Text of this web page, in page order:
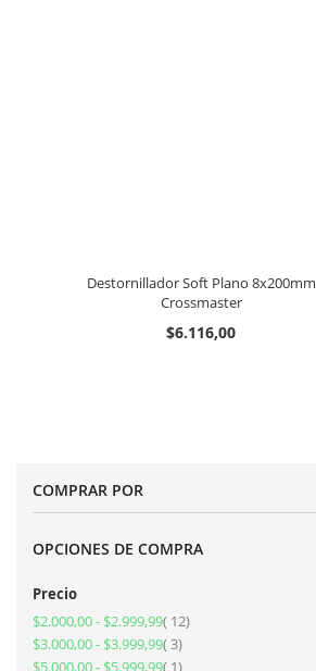
Destornillador Soft Plano 8x200mm
Crossmaster
$6.116,00
COMPRAR POR
OPCIONES DE COMPRA
Precio
$2.000,00- $2.999,99 12artículos
$3.000,00- $3.999,99 3artículos
$5.000,00- $5.999,99 1artículo